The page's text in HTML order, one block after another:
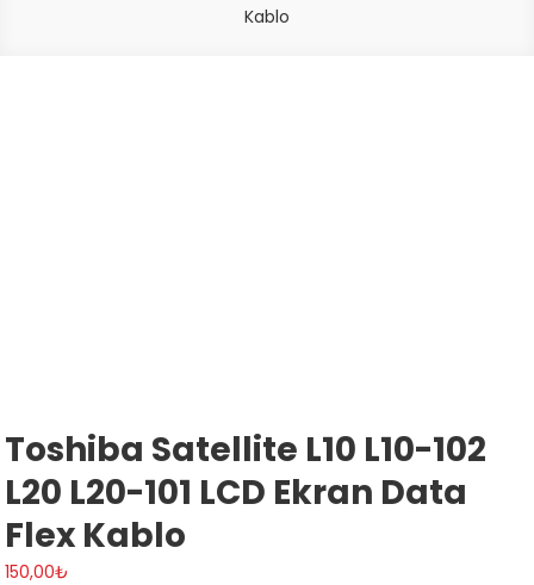
Kablo
Toshiba Satellite L10 L10-102
L20 L20-101 LCD Ekran Data
Flex Kablo
150,00₺